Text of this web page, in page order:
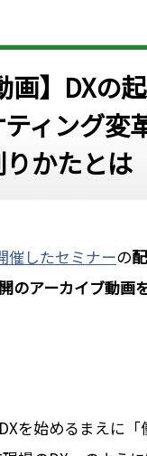
画】DXの
ィング変
かたとは
催したセミナーの
のアーカイブ動画
を始めるまえに「